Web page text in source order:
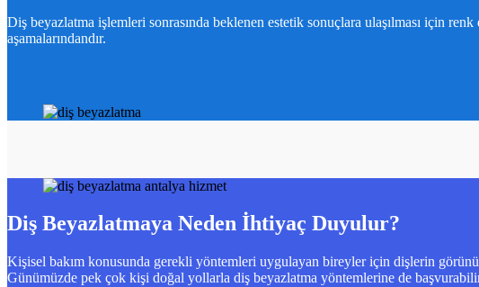
Diş beyazlatma işlemleri sonrasında beklenen estetik sonuçlara ulaşılması için
aşamalarındandır.
Diş Beyazlatmaya Neden İhtiyaç Duyulur?
Kişisel bakım konusunda gerekli yöntemleri uygulayan bireyler için dişlerin
Günümüzde pek çok kişi doğal yollarla diş beyazlatma yöntemlerine de